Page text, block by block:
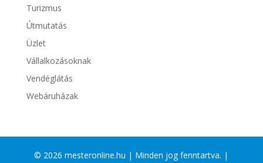
Turizmus
Útmutatás
Üzlet
Vállalkozásoknak
Vendéglátás
Webáruházak
© 2026 mesteronline.hu | Minden jog fenntartva. |